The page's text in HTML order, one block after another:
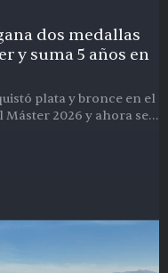
dos medallas
y suma 5 años en
plata y bronce en el
2026 y ahora se
en Corea del Sur.